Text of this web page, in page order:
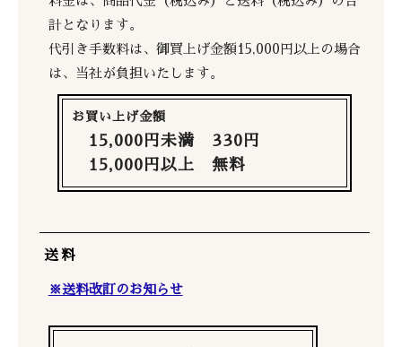
計となります。
代引き手数料は、御買上げ金額15,000円以上の場合
は、当社が負担いたします。
お買い上げ金額
15,000円未満 330円
15,000円以上 無料
送料
※送料改訂のお知らせ